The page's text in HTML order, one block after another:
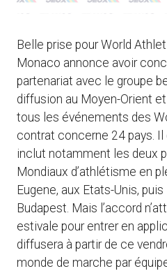
Belle prise pour World
Monaco annonce avoir
partenariat avec le groupe
diffusion au Moyen-Orient
tous les événements des
contrat concerne 24 pays.
inclut notamment les deux
Mondiaux d’athlétisme en
Eugene, aux Etats-Unis, puis
Budapest. Mais l’accord
estivale pour entrer en
diffusera à partir de ce
monde de marche par